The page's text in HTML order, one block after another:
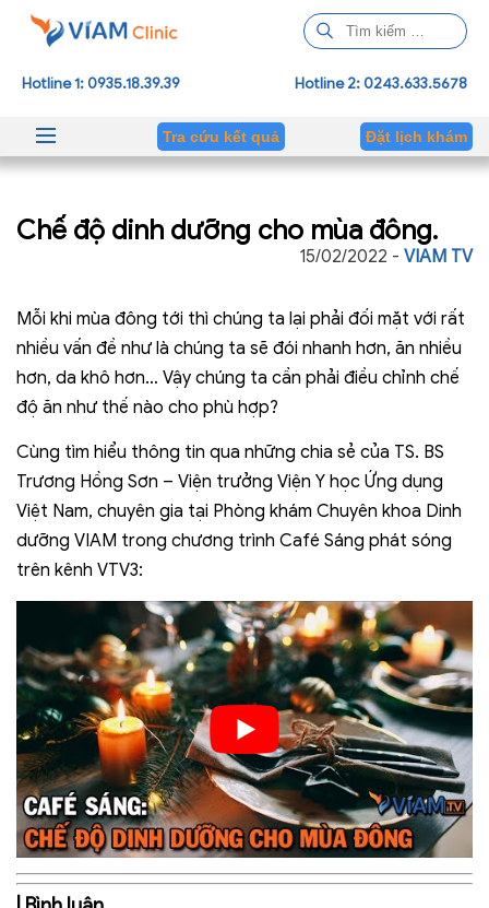
ì
m
h
o
Hotline 1: 0935.18.39.39 Hotline 2: 0243.633.5678
Tra cứu kết quả Đặt lịch khám
Chế độ dinh dưỡng cho mùa đông.
15/02/2022 - VIAM TV
Mỗi khi mùa đông tới thì chúng ta lại phải đối mặt với rất
nhiều vấn đề như là chúng ta sẽ đói nhanh hơn, ăn nhiều
hơn, da khô hơn… Vậy chúng ta cần phải điều chỉnh chế
độ ăn như thế nào cho phù hợp?
Cùng tìm hiểu thông tin qua những chia sẻ của TS. BS
Trương Hồng Sơn – Viện trưởng Viện Y học Ứng dụng
Việt Nam, chuyên gia tại Phòng khám Chuyên khoa Dinh
dưỡng VIAM trong chương trình Café Sáng phát sóng
trên kênh VTV3: